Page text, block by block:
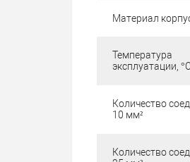
Материал
Температура
эксплуатации,
Количество
10 мм²
Количество